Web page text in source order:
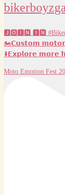
🅹🅾🅸🅽 🅸🅽
🏍️𝗖𝘂𝘀𝘁𝗼𝗺
⬇️𝗘𝘅𝗽𝗹𝗼𝗿𝗲 𝗺𝗼𝗿𝗲
Moto Emotion Fest